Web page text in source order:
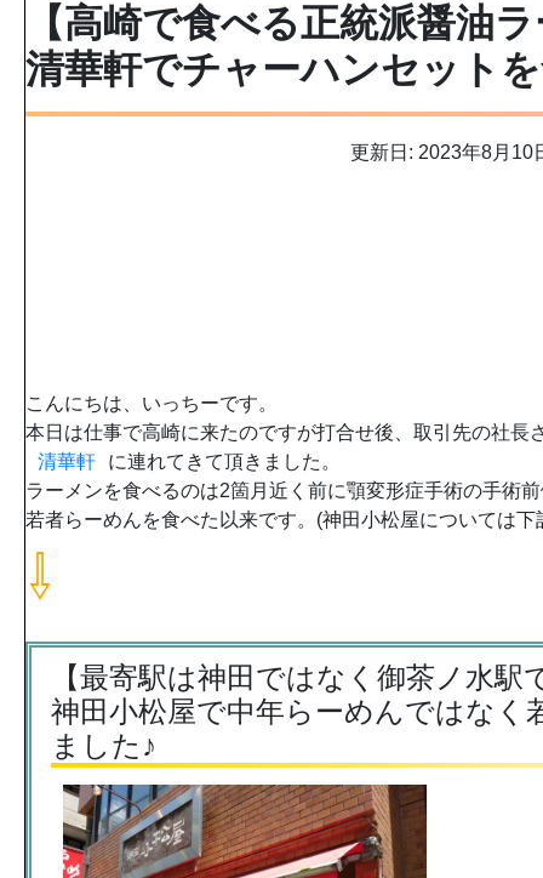
【高崎で食べる正統派醤油
清華軒でチャーハンセット
更新日: 2023年8月10
こんにちは、いっちーです。
本日は仕事で高崎に来たのですが打合せ後、取引先の社長
清華軒
に連れてきて頂きました。
ラーメンを食べるのは2箇月近く前に顎変形症手術の手術
若者らーめんを食べた以来です。(神田小松屋については下
⇩
【最寄駅は神田ではなく御茶ノ水駅
神田小松屋で中年らーめんではなく
ました♪